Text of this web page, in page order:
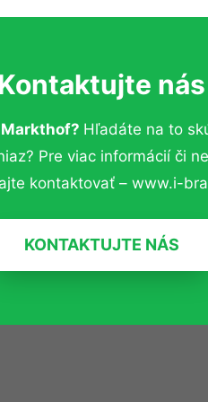
nás
Hľadáte na to
Pre viac informácií či
kontaktovať – www.i-
KONTAKTUJTE NÁS